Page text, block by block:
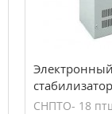
250В, 18кВт
СНПТО- 18